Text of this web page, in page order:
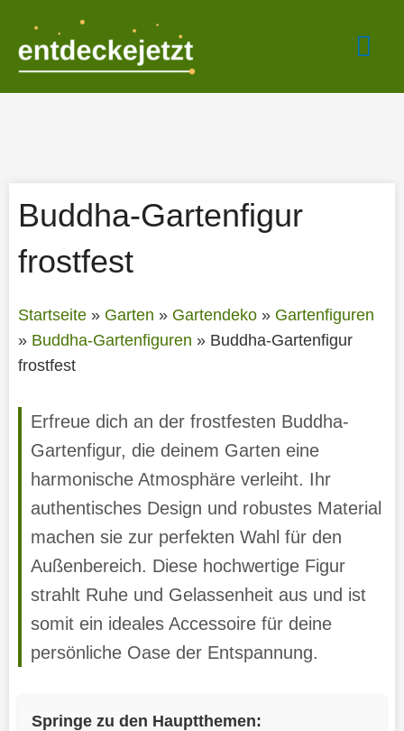
springen
Buddha-Gartenfigur
frostfest
Startseite» Garten » Gartendeko» Gartenfiguren
» Buddha-Gartenfiguren » Buddha-Gartenfigur
frostfest
Erfreue dich an der frostfesten Buddha-
Gartenfigur, die deinem Garten eine
harmonische Atmosphäre verleiht. Ihr
authentisches Design und robustes Material
machen sie zur perfekten Wahl für den
Außenbereich. Diese hochwertige Figur
strahlt Ruhe und Gelassenheit aus und ist
somit ein ideales Accessoire für deine
persönliche Oase der Entspannung.
Springe zu den Hauptthemen: